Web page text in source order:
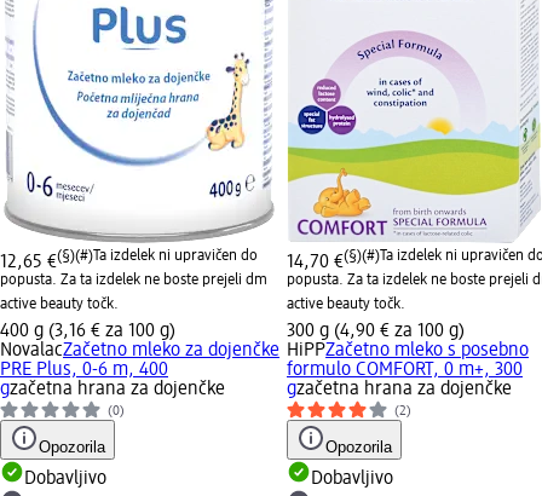
12,65 €(§)(#)Ta izdelek ni upravičen do
popusta. Za ta izdelek ne boste prejeli dm
active beauty točk.
400 g (3,16 € za 100 g)
NovalacZačetno mleko za dojenčke
PRE Plus, 0-6 m, 400
gzačetna hrana za dojenčke
(0)
Opozorila
Dobavljivo
14,70 €(§)(#)Ta izdelek ni upravičen
popusta. Za ta izdelek ne boste prejeli
active beauty točk.
300 g (4,90 € za 100 g)
HiPPZačetno mleko s posebno
formulo COMFORT, 0 m+, 300
gzačetna hrana za dojenčke
(2)
Opozorila
Dobavljivo